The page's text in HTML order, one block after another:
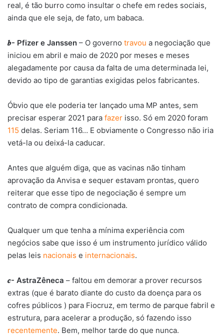
real, é tão burro como insultar o chefe em redes sociais,
ainda que ele seja, de fato, um babaca.
𝒃- Pfizer e Janssen – O governo travou a negociação que
iniciou em abril e maio de 2020 por meses e meses
alegadamente por causa da falta de uma determinada lei,
devido ao tipo de garantias exigidas pelos fabricantes.
Óbvio que ele poderia ter lançado uma MP antes, sem
precisar esperar 2021 para fazer isso. Só em 2020 foram
115 delas. Seriam 116… E obviamente o Congresso não iria
vetá-la ou deixá-la caducar.
Antes que alguém diga, que as vacinas não tinham
aprovação da Anvisa e sequer estavam prontas, quero
reiterar que esse tipo de negociação é sempre um
contrato de compra condicionada.
Qualquer um que tenha a mínima experiência com
negócios sabe que isso é um instrumento jurídico válido
pelas leis nacionais e internacionais.
𝒄- AstraZêneca – faltou em demorar a prover recursos
extras (que é barato diante do custo da doença para os
cofres públicos ) para Fiocruz, em termo de parque fabril e
estrutura, para acelerar a produção, só fazendo isso
recentemente. Bem, melhor tarde do que nunca.